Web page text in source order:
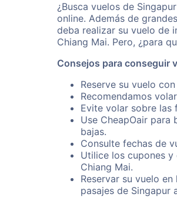
¿Busca vuelos de
online. Además de
deba realizar su vuelo de
Chiang Mai. Pero, ¿para
Consejos para conseguir
Reserve su vuelo
Recomendamos
Evite volar sobre las
Use CheapOair
bajas.
Consulte fechas de
Utilice los cupones
Chiang Mai.
Reservar su vuelo
pasajes de Singapur